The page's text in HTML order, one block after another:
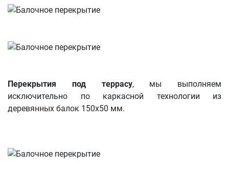
Перекрытия под террасу, мы выполняем
исключительно по каркасной технологии из
деревянных балок 150х50 мм.